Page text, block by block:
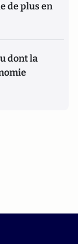
de plus en
dont la